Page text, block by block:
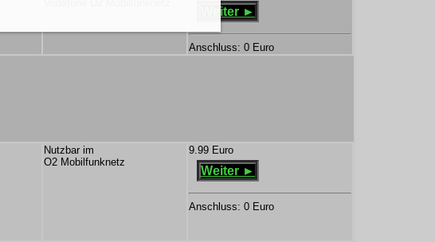
Weiter ►
Anschluss: 0 Euro
Nutzbar im
O2 Mobilfunknetz
9.99 Euro
Weiter ►
Anschluss: 0 Euro